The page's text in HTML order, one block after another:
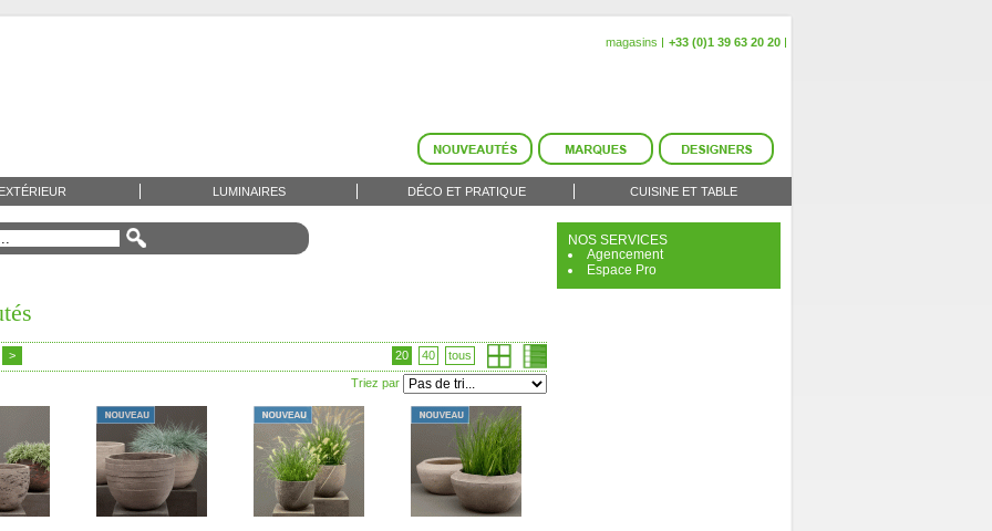
magasins +33 (0)1 39 63 20 20
EXTÉRIEUR LUMINAIRES DÉCO ET PRATIQUE CUISINE ET TABLE
NOS SERVICES
Agencement
Espace Pro
>
Triez par
20 40 tous